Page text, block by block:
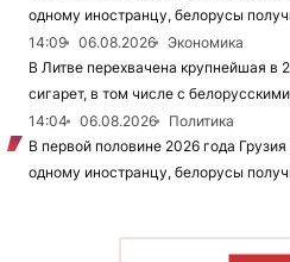
одному иностранцу, белорусы
14:09
06.08.2026
Экономика
В Литве перехвачена крупнейшая в
сигарет, в том числе с
14:04
06.08.2026
Политика
В первой половине 2026 года
одному иностранцу, белорусы